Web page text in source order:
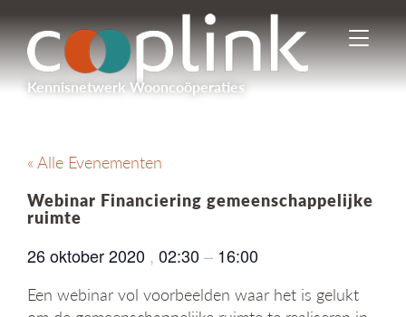
Kennisnetwerk Wooncoöperaties
I
n
-
h
e
« Alle Evenementen
Webinar Financiering gemeenschappelijke
ruimte
26 oktober 2020 , 02:30 – 16:00
Een webinar vol voorbeelden waar het is gelukt